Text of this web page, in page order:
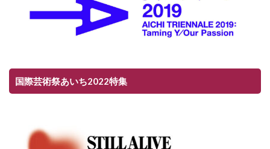
国際芸術祭あいち2022特集